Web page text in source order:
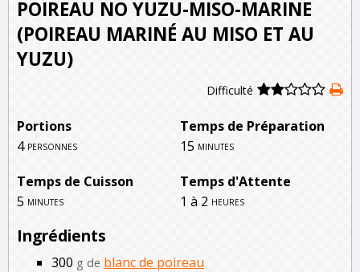
POIREAU NO YUZU-MISO-MARINE
(POIREAU MARINÉ AU MISO ET AU
YUZU)
Difficulté
Portions
Temps de Préparation
4 personnes 15 minutes
Temps de Cuisson
Temps d'Attente
5 minutes 1 à 2 heures
Ingrédients
300 g de blanc de poireau